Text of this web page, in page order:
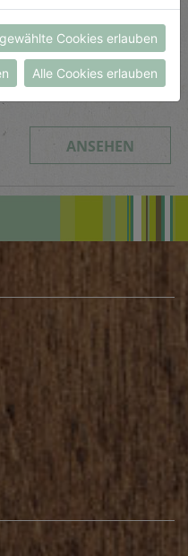
Apfelpuffer
ANSEHEN
du in unserer
Impressum
Cookies erlauben
Alle Cookies erlauben